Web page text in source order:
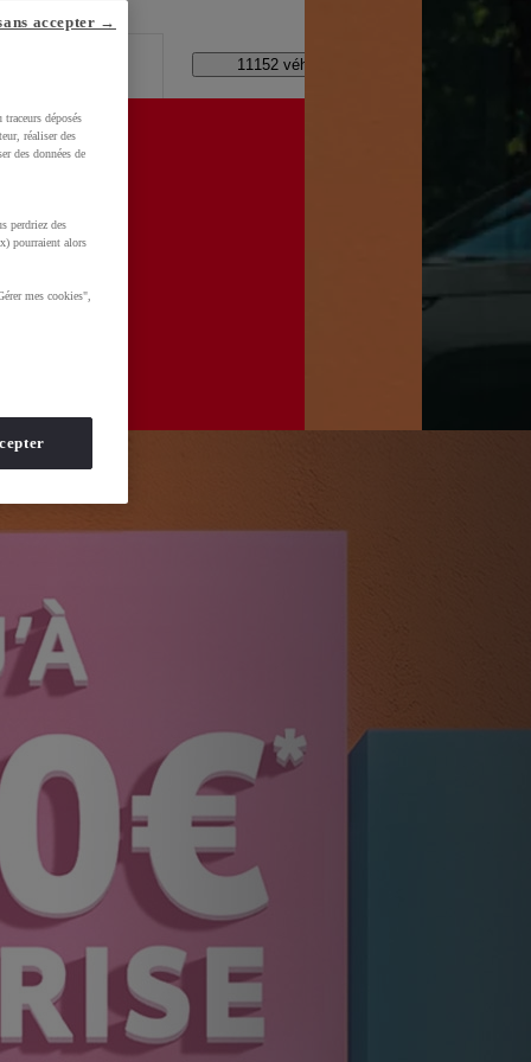
?
11152 véhicules disponibles
aVDI8UPDjklX-0hMNvj6Hr03teIhoCskwQAvD_BwE&gbraid=0AAAAADMU_rPROFq2-
déposés
réaliser des
des données de
perdriez des
pourraient alors
mes cookies",
accepter →